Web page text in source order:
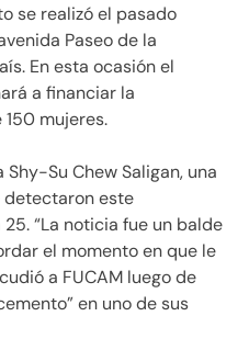
se realizó el pasado
Paseo de la
En esta ocasión el
a financiar la
mujeres.
Su Chew Saligan, una
detectaron este
“La noticia fue un balde
el momento en que le
a FUCAM luego de
en uno de sus